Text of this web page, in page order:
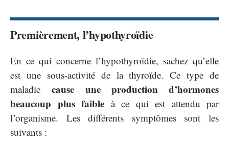
Premièrement, l’hypothyroïdie
En ce qui concerne l’hypothyroïdie, sachez qu’elle
est une sous-activité de la thyroïde. Ce type de
maladiecause une production d’hormones
beaucoup plus faible à ce qui est attendu par
l’organisme. Les différents symptômes sont les
suivants :